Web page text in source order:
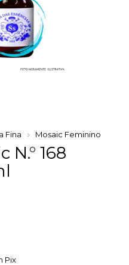
Fina Mosaic Feminino
N.° 168
Pix